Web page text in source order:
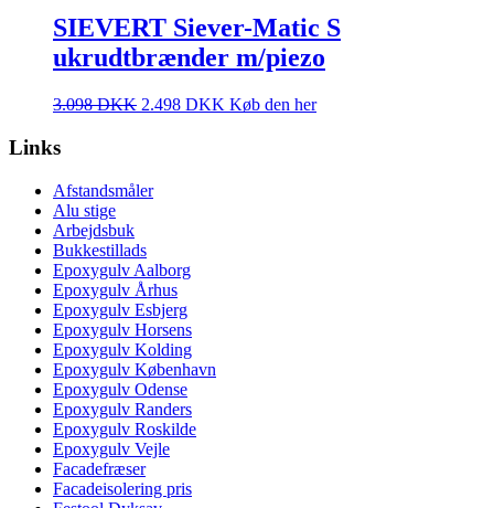
SIEVERT Siever-Matic S
ukrudtbrænder m/piezo
3.098DKK 2.498 DKK Køb den her
Links
Afstandsmåler
Alu stige
Arbejdsbuk
Bukkestillads
Epoxygulv Aalborg
Epoxygulv Århus
Epoxygulv Esbjerg
Epoxygulv Horsens
Epoxygulv Kolding
Epoxygulv København
Epoxygulv Odense
Epoxygulv Randers
Epoxygulv Roskilde
Epoxygulv Vejle
Facadefræser
Facadeisolering pris